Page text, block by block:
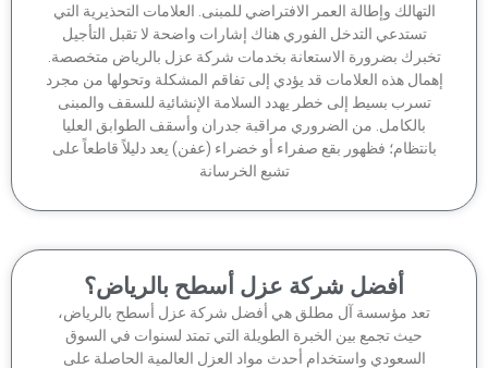
وإطالة العمر الافتراضي للمبنى. العلامات التحذيرية التي
تستدعي التدخل الفوري هناك إشارات واضحة لا تقبل التأجيل
بضرورة الاستعانة بخدمات شركة عزل بالرياض متخصصة.
هذه العلامات قد يؤدي إلى تفاقم المشكلة وتحولها من مجرد
تسرب بسيط إلى خطر يهدد السلامة الإنشائية للسقف والمبنى
بالكامل. من الضروري مراقبة جدران وأسقف الطوابق العليا
فظهور بقع صفراء أو خضراء (عفن) يعد دليلاً قاطعاً على
تشبع الخرسانة
أفضل شركة عزل أسطح بالرياض؟
تعد مؤسسة آل مطلق هي أفضل شركة عزل أسطح بالرياض،
حيث تجمع بين الخبرة الطويلة التي تمتد لسنوات في السوق
السعودي واستخدام أحدث مواد العزل العالمية الحاصلة على